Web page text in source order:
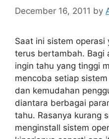
December 16, 2011 by
Saat ini sistem
terus bertambah. Bagi
ingin tahu yang tinggi
mencoba setiap
dan kemudahan
diantara berbagai
tahu. Rasanya kurang
menginstall sistem